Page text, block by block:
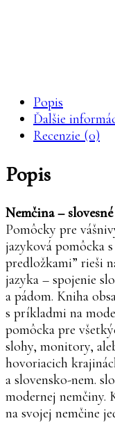
Popis
Ďalšie
Recenzie (0)
Popis
Nemčina –
Pomôcky pre
jazyková pomôcka
predložkami” rieši
jazyka – spojenie
a pádom. Kniha
s príkladmi na
pomôcka pre
slohy, monitory,
hovoriacich
a slovensko-nem.
modernej nemčiny.
na svojej nemčine